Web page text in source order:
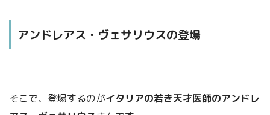
アンドレアス・ヴェサリウスの登場
そこで、登場するのがイタリアの若き天才医師のアンドレ